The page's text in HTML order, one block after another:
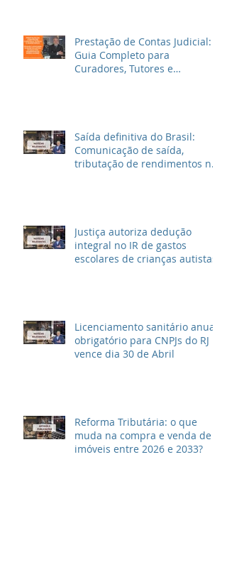
Prestação de Contas Judicial:
Guia Completo para
Curadores, Tutores e
Saída definitiva do Brasil:
Comunicação de saída,
tributação de rendimentos no
Justiça autoriza dedução
integral no IR de gastos
escolares de crianças autistas
Licenciamento sanitário anual
obrigatório para CNPJs do RJ
vence dia 30 de Abril
Reforma Tributária: o que
muda na compra e venda de
imóveis entre 2026 e 2033?